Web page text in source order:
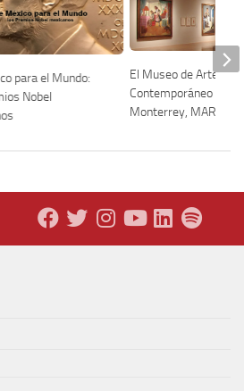
para el Mundo:
Nobel
El Museo de Arte
Contemporáneo de
Monterrey, MARCO